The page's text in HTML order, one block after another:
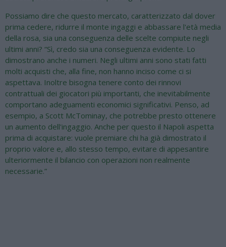
Possiamo dire che questo mercato, caratterizzato dal dover
prima cedere, ridurre il monte ingaggi e abbassare l'età media
della rosa, sia una conseguenza delle scelte compiute negli
ultimi anni? “Sì, credo sia una conseguenza evidente. Lo
dimostrano anche i numeri. Negli ultimi anni sono stati fatti
molti acquisti che, alla fine, non hanno inciso come ci si
aspettava. Inoltre bisogna tenere conto dei rinnovi
contrattuali dei giocatori più importanti, che inevitabilmente
comportano adeguamenti economici significativi. Penso, ad
esempio, a Scott McTominay, che potrebbe presto ottenere
un aumento dell'ingaggio. Anche per questo il Napoli aspetta
prima di acquistare: vuole premiare chi ha già dimostrato il
proprio valore e, allo stesso tempo, evitare di appesantire
ulteriormente il bilancio con operazioni non realmente
necessarie.”